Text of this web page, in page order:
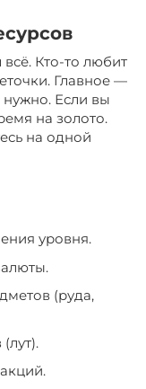
Кто-то любит
Главное —
нужно. Если вы
на золото.
на одной
уровня.
(руда,